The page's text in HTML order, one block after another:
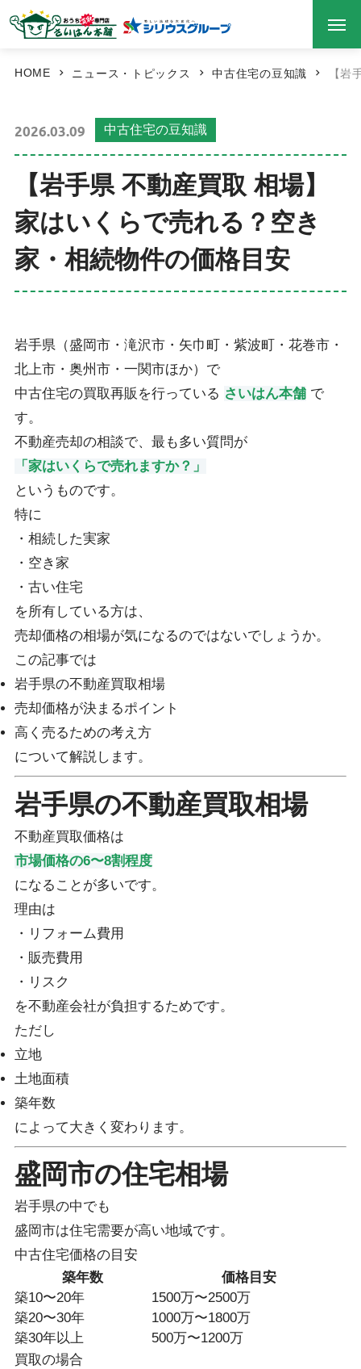
HOME ニュース・トピックス 中古住宅の豆知識 【岩
2026.03.09 中古住宅の豆知識
【岩手県 不動産買取 相場】
家はいくらで売れる？空き
家・相続物件の価格目安
岩手県（盛岡市・滝沢市・矢巾町・紫波町・花巻市・
北上市・奥州市・一関市ほか）で
中古住宅の買取再販を行っている さいはん本舗で
す。
不動産売却の相談で、最も多い質問が
「家はいくらで売れますか？」
というものです。
特に
・相続した実家
・空き家
・古い住宅
を所有している方は、
売却価格の相場が気になるのではないでしょうか。
この記事では
岩手県の不動産買取相場
売却価格が決まるポイント
高く売るための考え方
について解説します。
岩手県の不動産買取相場
不動産買取価格は
市場価格の6〜8割程度
になることが多いです。
理由は
・リフォーム費用
・販売費用
・リスク
を不動産会社が負担するためです。
ただし
立地
土地面積
築年数
によって大きく変わります。
盛岡市の住宅相場
岩手県の中でも
盛岡市は住宅需要が高い地域です。
中古住宅価格の目安
築年数
価格目安
築10〜20年
1500万〜2500万
築20〜30年
1000万〜1800万
築30年以上
500万〜1200万
買取の場合